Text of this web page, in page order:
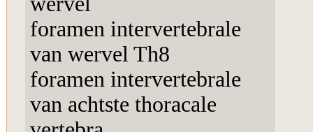
foramen intervertebrale
van wervel Th8
foramen intervertebrale
van achtste thoracale